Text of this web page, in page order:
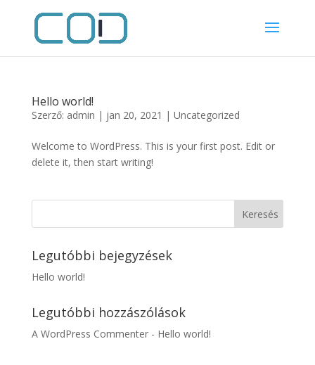
Hello world!
Szerző: admin | jan 20, 2021 | Uncategorized
Welcome to WordPress. This is your first post. Edit or
delete it, then start writing!
Legutóbbi bejegyzések
Hello world!
Legutóbbi hozzászólások
A WordPress Commenter- Hello world!